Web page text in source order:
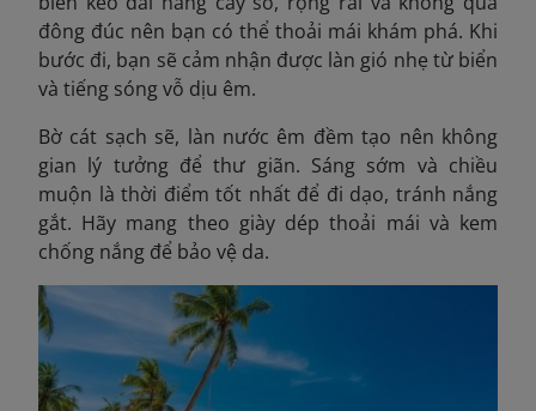
đông đúc nên bạn có thể thoải mái khám phá. Khi
bước đi, bạn sẽ cảm nhận được làn gió nhẹ từ biển
và tiếng sóng vỗ dịu êm.
Bờ cát sạch sẽ, làn nước êm đềm tạo nên không
gian lý tưởng để thư giãn. Sáng sớm và chiều
muộn là thời điểm tốt nhất để đi dạo, tránh nắng
gắt. Hãy mang theo giày dép thoải mái và kem
chống nắng để bảo vệ da.